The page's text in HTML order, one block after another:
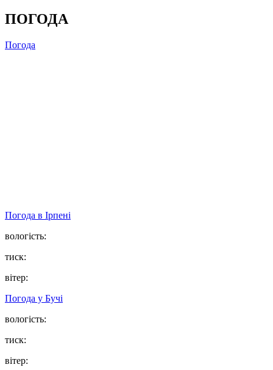
ПОГОДА
Погода
Погода в Ірпені
вологість:
тиск:
вітер:
Погода у Бучі
вологість:
тиск:
вітер: